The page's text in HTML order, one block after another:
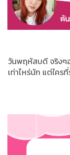
วันพฤหัสบดี จริงๆ
เท่าไหร่นัก แต่ใคร